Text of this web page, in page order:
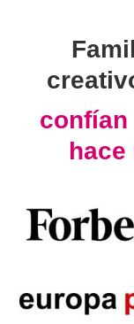
confían
hace